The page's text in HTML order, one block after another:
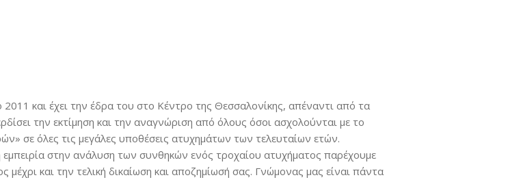
και έχει την έδρα του στο Κέντρο της Θεσσαλονίκης, απέναντι από τα
την εκτίμηση και την αναγνώριση από όλους όσοι ασχολούνται με το
σε όλες τις μεγάλες υποθέσεις ατυχημάτων των τελευταίων ετών.
εμπειρία στην ανάλυση των συνθηκών ενός τροχαίου ατυχήματος παρέχουμε
και την τελική δικαίωση και αποζημίωσή σας. Γνώμονας μας είναι πάντα